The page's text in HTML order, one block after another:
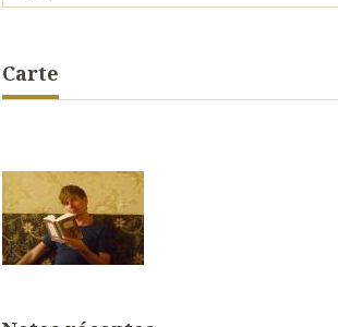
Carte